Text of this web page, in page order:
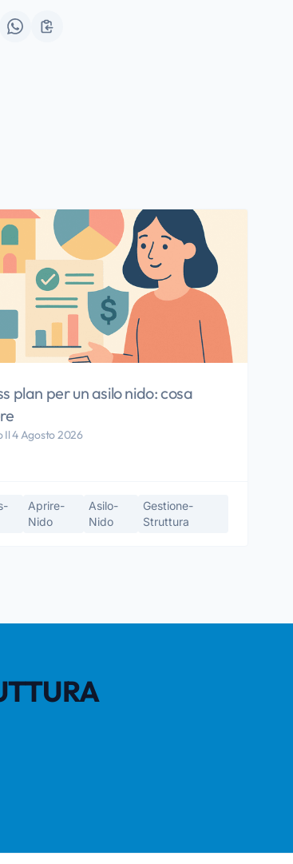
plan per un asilo nido: cosa
Il 4 Agosto 2026
Aprire-
Nido
Asilo-
Nido
Gestione-
Struttura